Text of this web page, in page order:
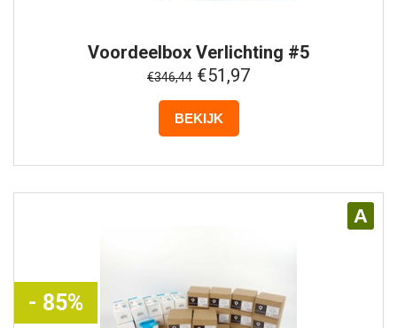
Voordeelbox Verlichting #5
€346,44 €51,97
BEKIJK
A
- 85%